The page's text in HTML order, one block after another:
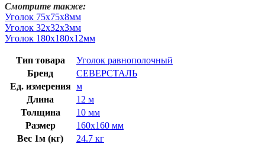
Смотрите также:
Уголок 75х75х8мм
Уголок 32х32х3мм
Уголок 180х180х12мм
Тип товара
Уголок равнополочный
Бренд
СЕВЕРСТАЛЬ
Ед. измерения м
Длина
12 м
Толщина
10 мм
Размер
160х160 мм
Вес 1м (кг)
24.7 кг